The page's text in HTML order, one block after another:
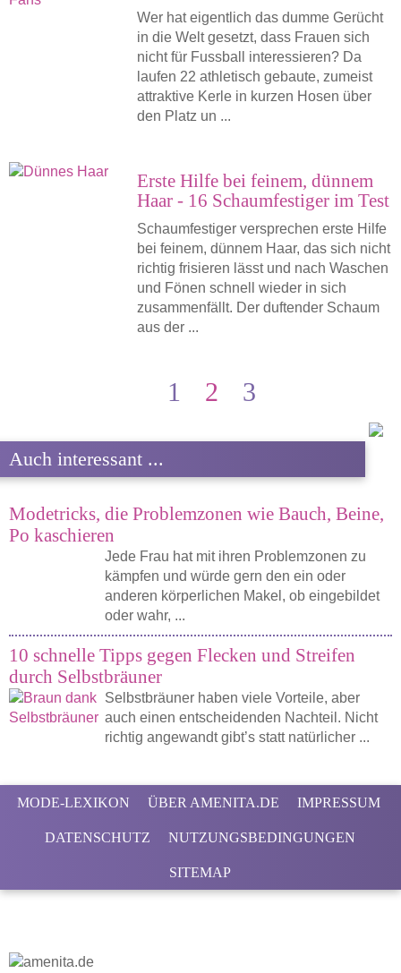
Wer hat eigentlich das dumme Gerücht
in die Welt gesetzt, dass Frauen sich
nicht für Fussball interessieren? Da
laufen 22 athletisch gebaute, zumeist
attraktive Kerle in kurzen Hosen über
den Platz un ...
Erste Hilfe bei feinem, dünnem
Haar - 16 Schaumfestiger im Test
Schaumfestiger versprechen erste Hilfe
bei feinem, dünnem Haar, das sich nicht
richtig frisieren lässt und nach Waschen
und Fönen schnell wieder in sich
zusammenfällt. Der duftender Schaum
aus der ...
1 2 3
Auch interessant ...
Modetricks, die Problemzonen wie Bauch, Beine,
Po kaschieren
Jede Frau hat mit ihren Problemzonen zu
kämpfen und würde gern den ein oder
anderen körperlichen Makel, ob eingebildet
oder wahr, ...
10 schnelle Tipps gegen Flecken und Streifen
durch Selbstbräuner
Selbstbräuner haben viele Vorteile, aber
auch einen entscheidenden Nachteil. Nicht
richtig angewandt gibt’s statt natürlicher ...
MODE-LEXIKON ÜBER AMENITA.DE IMPRESSUM
DATENSCHUTZ NUTZUNGSBEDINGUNGEN
SITEMAP